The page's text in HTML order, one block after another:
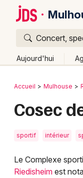
Concert,
Aujourd'hui
Publier un
Activité &
Bordeaux
Lyon
Retour
Accueil Mulhouse
Cosec
sportif intérieur
Le Complexe
Riedisheim est
Quoi ?
Où ?
Partout
Près de
Quand ?